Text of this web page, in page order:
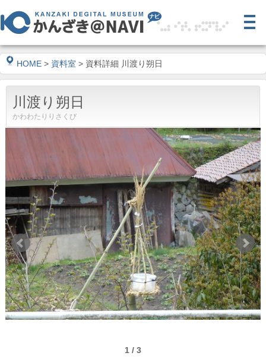
HOME > 資料室 > 資料詳細 川渡り朔日
川渡り朔日
かわわたりりさくび
1 / 3